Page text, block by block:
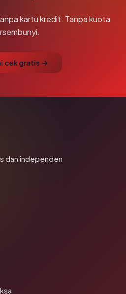
kartu kredit. Tanpa kuota
cek gratis →
dan independen